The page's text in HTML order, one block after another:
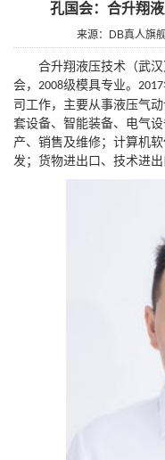
孔国会：合升翔
来源：DB真人旗
合升翔液压技术（武
会， 2008级模具专业。 2017
司工作，主要从事液压气
套设备、智能装备、电气
产、销售及维修；计算机
发；货物进出口、技术进出